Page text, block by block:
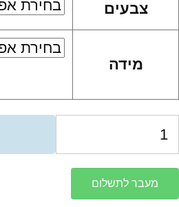
צבעים
מידה
מעבר לתשלום